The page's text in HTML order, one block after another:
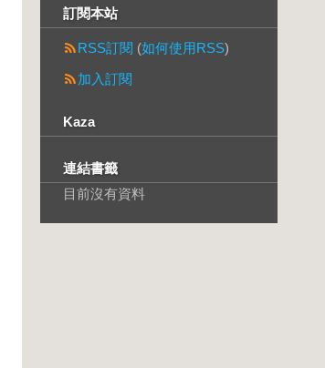
訂閱本站
RSS訂閱 (如何使用RSS)
加入訂閱
Kaza
連結書籤
目前沒有資料